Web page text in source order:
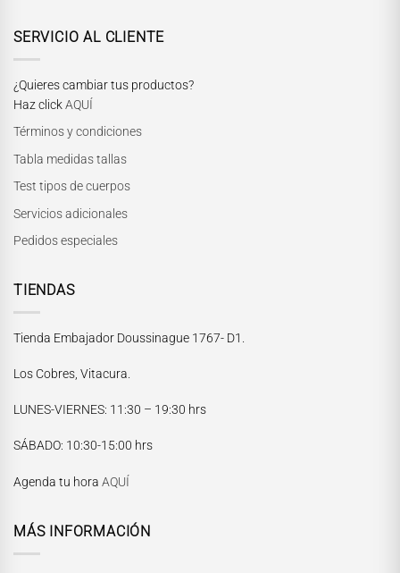
SERVICIO AL CLIENTE
¿Quieres cambiar tus productos?
Haz clickAQUÍ
Términos y condiciones
Tabla medidas tallas
Test tipos de cuerpos
Servicios adicionales
Pedidos especiales
TIENDAS
Tienda Embajador Doussinague 1767- D1.
Los Cobres, Vitacura.
LUNES-VIERNES: 11:30 – 19:30 hrs
SÁBADO: 10:30-15:00 hrs
Agenda tu hora AQUÍ
MÁS INFORMACIÓN
María Paskaró